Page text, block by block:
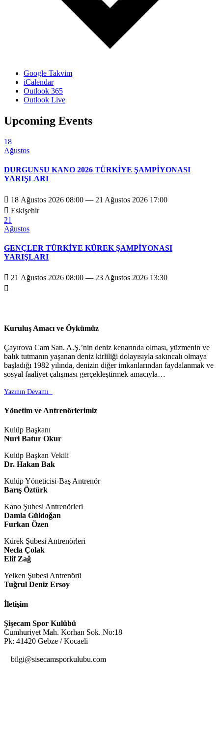
Google Takvim
iCalendar
Outlook 365
Outlook Live
Upcoming Events
18
Ağustos
DURGUNSU KANO 2026 TÜRKİYE ŞAMPİYONASI
YARIŞLARI
 18 Ağustos 2026 08:00 — 21 Ağustos 2026 17:00
 Eskişehir
21
Ağustos
GENÇLER TÜRKİYE KÜREK ŞAMPİYONASI
YARIŞLARI
 21 Ağustos 2026 08:00 — 23 Ağustos 2026 13:30

Kuruluş Amacı ve Öykümüz
Çayırova Cam San. A.Ş.’nin deniz kenarında olması, yüzmenin ve
balık tutmanın yaşanan deniz kirliliği dolayısıyla sakıncalı olmaya
başladığı 1982 yılında, denizin diğer imkanlarından faydalanmak ve
sosyal faaliyet çalışması gerçekleştirmek amacıyla…
Yazının Devamı
Yönetim ve Antrenörlerimiz
Kulüp Başkanı
Nuri Batur Okur
Kulüp Başkan Vekili
Dr. Hakan Bak
Kulüp Yöneticisi-Baş Antrenör
Barış Öztürk
Kano Şubesi Antrenörleri
Damla Güldoğan
Furkan Özen
Kürek Şubesi Antrenörleri
Necla Çolak
Elif Zağ
Yelken Şubesi Antrenörü
Tuğrul Deniz Ersoy
İletişim
Şişecam Spor Kulübü
Cumhuriyet Mah. Korhan Sok. No:18
Pk: 41420 Gebze / Kocaeli
bilgi@sisecamsporkulubu.com